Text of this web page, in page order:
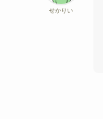
せかりい